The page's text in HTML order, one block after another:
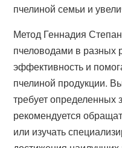
пчелиной семьи и
Метод Геннадия
пчеловодами в разных
эффективность и
пчелиной продукции.
требует определенных
рекомендуется
или изучать